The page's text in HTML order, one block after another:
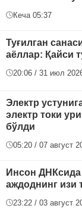
Кеча 05:37
Туғилган
аёллар: Қайси
20:06 / 31 июл
Электр
электр токи
бўлди
05:20 / 07 август
Инсон
аждоднинг изи
23:22 / 03 август